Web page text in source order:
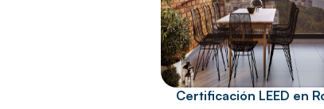
Certificación LEED en